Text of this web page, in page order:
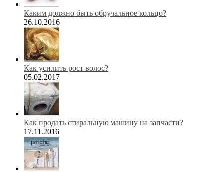
Каким должно быть обручальное кольцо?
26.10.2016
Как усилить рост волос?
05.02.2017
Как продать стиральную машину на запчасти?
17.11.2016